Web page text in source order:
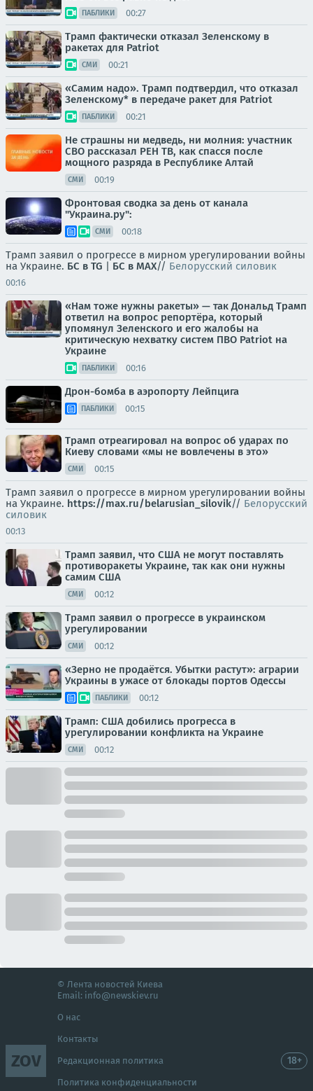
ПАБЛИКИ 00:27
Трамп фактически отказал Зеленскому в
ракетах для Patriot
СМИ 00:21
«Самим надо». Трамп подтвердил, что отказал
Зеленскому* в передаче ракет для Patriot
ПАБЛИКИ 00:21
Не страшны ни медведь, ни молния: участник
СВО рассказал РЕН ТВ, как спасся после
мощного разряда в Республике Алтай
СМИ 00:19
Фронтовая сводка за день от канала
"Украина.ру":
СМИ 00:18
Трамп заявил о прогрессе в мирном урегулировании войны
на Украине. БС в TG БС в МАХ// Белорусский силовик
00:16
«Нам тоже нужны ракеты» — так Дональд Трамп
ответил на вопрос репортёра, который
упомянул Зеленского и его жалобы на
критическую нехватку систем ПВО Patriot на
Украине
ПАБЛИКИ 00:16
Дрон-бомба в аэропорту Лейпцига
ПАБЛИКИ 00:15
Трамп отреагировал на вопрос об ударах по
Киеву словами «мы не вовлечены в это»
СМИ 00:15
Трамп заявил о прогрессе в мирном урегулировании войны
на Украине. https://max.ru/belarusian_silovik// Белорусский
силовик
00:13
Трамп заявил, что США не могут поставлять
противоракеты Украине, так как они нужны
самим США
СМИ 00:12
Трамп заявил о прогрессе в украинском
урегулировании
СМИ 00:12
«Зерно не продаётся. Убытки растут»: аграрии
Украины в ужасе от блокады портов Одессы
ПАБЛИКИ 00:12
Трамп: США добились прогресса в
урегулировании конфликта на Украине
СМИ 00:12
ZOV
© Лента новостей Киева
Email: info@newskiev.ru
О нас
Контакты
Редакционная политика
Политика конфиденциальности
18+